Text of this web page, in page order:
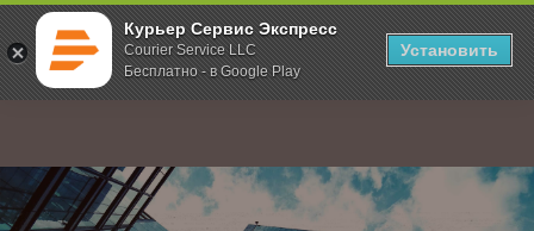
Курьер Сервис Экспресс
Courier Service LLC
Бесплатно - в Google Play
Установить
; Главная О компании Новости 7 ноября 2018 в Республике